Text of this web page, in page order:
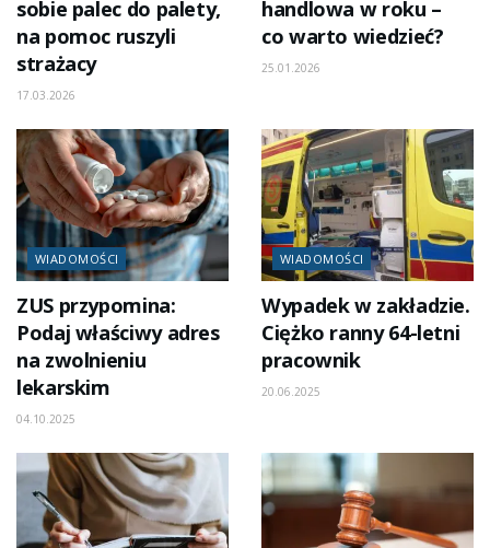
sobie palec do palety,
na pomoc ruszyli
strażacy
17.03.2026
handlowa w roku –
co warto wiedzieć?
25.01.2026
WIADOMOŚCI
ZUS przypomina:
Podaj właściwy adres
na zwolnieniu
lekarskim
04.10.2025
WIADOMOŚCI
Wypadek w zakładzie.
Ciężko ranny 64-letni
pracownik
20.06.2025